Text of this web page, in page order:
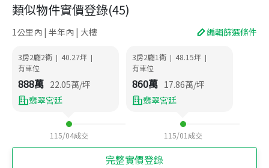
類似物件實價登錄(45)
1公里內 | 半年內 | 大樓 編輯篩選條件
3房2廳2衛 | 40.27坪 |
有車位
888萬 22.05萬/坪
翡翠宮廷
115/04成交
3房2廳1衛 | 48.15坪 |
有車位
860萬 17.86萬/坪
翡翠宮廷
115/01 成交
完整實價登錄